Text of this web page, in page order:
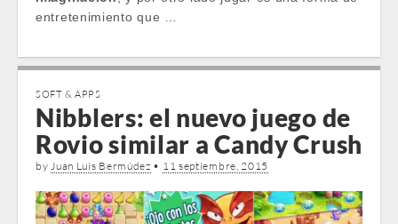
entretenimiento que …
SOFT & APPS
Nibblers: el nuevo juego de
Rovio similar a Candy Crush
byJuan Luis Bermúdez • 11 septiembre, 2015